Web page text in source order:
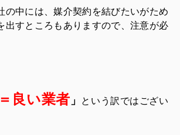
の中には、媒介契約を結びたいがため
出すところもありますので、注意が必
良い業者 」
という訳ではござい